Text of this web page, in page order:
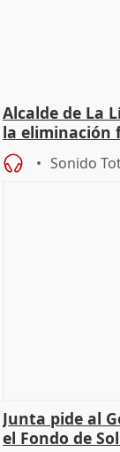
Alcalde de La
la eliminación
Sonido
Junta pide al
el Fondo de